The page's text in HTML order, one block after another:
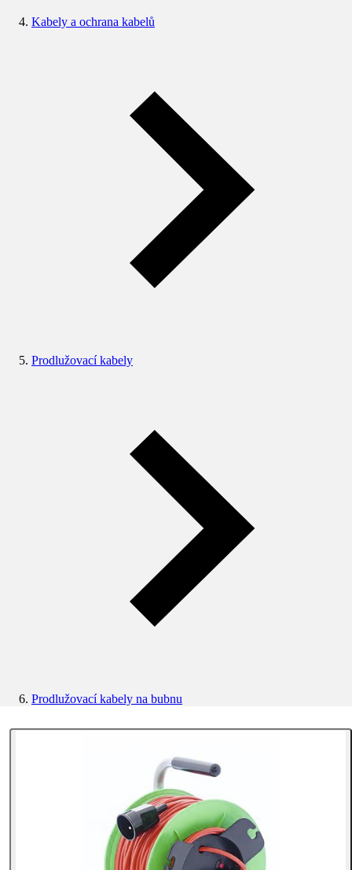
Kabely a ochrana kabelů
Prodlužovací kabely
Prodlužovací kabely na bubnu